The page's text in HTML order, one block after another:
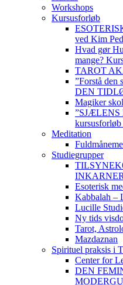
Workshops
Kursusforløb
ved Kim
Hvad gør
mange?
TAROT
”Forstå den
DEN
Magiker
”SJÆLENS
Meditation
Studiegrupper
Esoterisk
Kabbalah –
Lucille
Ny tids
Tarot,
Mazdaznan
Spirituel praksis i
Center for
DEN